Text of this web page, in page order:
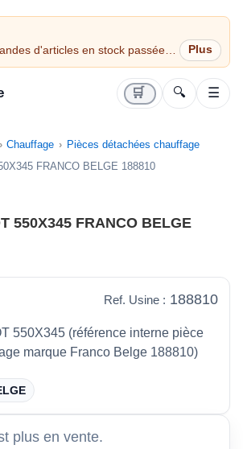
d'articles en stock passées
le jour même (jours
🛒 🔍 ☰
Chauffage
Pièces détachées chauffage
FRANCO BELGE 188810
550X345 FRANCO BELGE
Ref. Usine : 188810
550X345 (référence interne pièce
marque Franco Belge 188810)
plus en vente.